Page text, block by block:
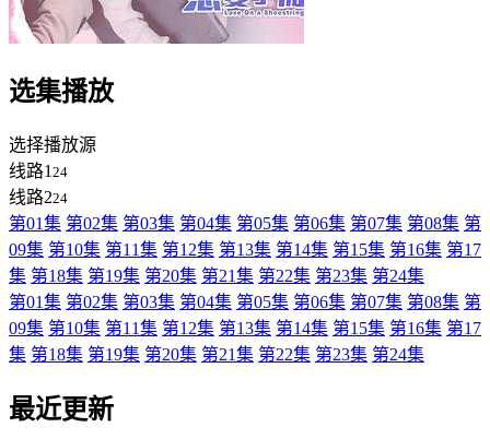
选集播放
选择播放源
线路1 24
线路224
第01集 第02集 第03集 第04集 第05集 第06集 第07集 第08集 第
09集 第10集 第11集 第12集 第13集 第14集 第15集 第16集 第17
集 第18集 第19集 第20集 第21集 第22集 第23集 第24集
第01集 第02集 第03集 第04集 第05集 第06集 第07集 第08集 第
09集 第10集 第11集 第12集 第13集 第14集 第15集 第16集 第17
集 第18集 第19集 第20集 第21集 第22集 第23集 第24集
最近更新